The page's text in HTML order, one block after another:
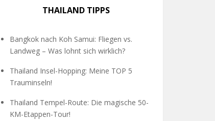
THAILAND TIPPS
Bangkok nach Koh Samui: Fliegen vs.
Landweg – Was lohnt sich wirklich?
Thailand Insel-Hopping: Meine TOP 5
Trauminseln!
Thailand Tempel-Route: Die magische 50-
KM-Etappen-Tour!